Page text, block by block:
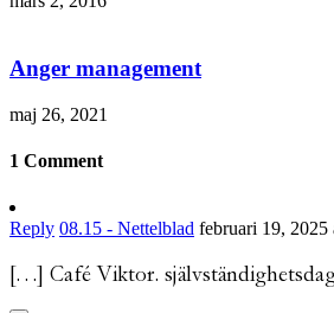
Anger management
maj 26, 2021
1 Comment
Reply 08.15 - Nettelblad februari 19, 2025
[…] Café Viktor.